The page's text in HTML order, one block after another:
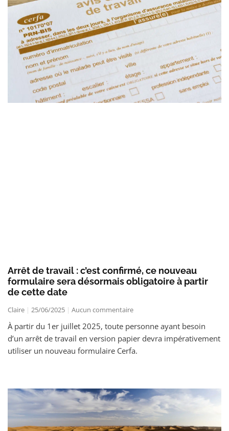
Arrêt de travail : c’est confirmé, ce nouveau
formulaire sera désormais obligatoire à partir
de cette date
Claire 25/06/2025 Aucun commentaire
À partir du 1er juillet 2025, toute personne ayant besoin
d’un arrêt de travail en version papier devra impérativement
utiliser un nouveau formulaire Cerfa.